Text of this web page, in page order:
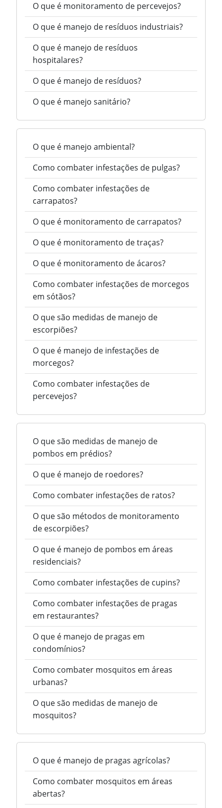
O que é monitoramento de percevejos?
O que é manejo de resíduos industriais?
O que é manejo de resíduos
hospitalares?
O que é manejo de resíduos?
O que é manejo sanitário?
O que é manejo ambiental?
Como combater infestações de pulgas?
Como combater infestações de
carrapatos?
O que é monitoramento de carrapatos?
O que é monitoramento de traças?
O que é monitoramento de ácaros?
Como combater infestações de morcegos
em sótãos?
O que são medidas de manejo de
escorpiões?
O que é manejo de infestações de
morcegos?
Como combater infestações de
percevejos?
O que são medidas de manejo de
pombos em prédios?
O que é manejo de roedores?
Como combater infestações de ratos?
O que são métodos de monitoramento
de escorpiões?
O que é manejo de pombos em áreas
residenciais?
Como combater infestações de cupins?
Como combater infestações de pragas
em restaurantes?
O que é manejo de pragas em
condomínios?
Como combater mosquitos em áreas
urbanas?
O que são medidas de manejo de
mosquitos?
O que é manejo de pragas agrícolas?
Como combater mosquitos em áreas
abertas?